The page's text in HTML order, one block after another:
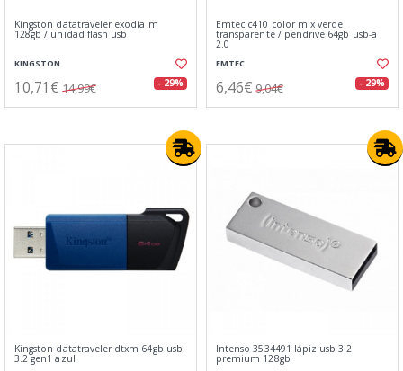
Kingston datatraveler exodia m
128gb / unidad flash usb
KINGSTON
10,71€ 14,99€ - 29%
Emtec c410 color mix verde
transparente / pendrive 64gb usb-a
2.0
EMTEC
6,46€ 9,04€ - 29%
Kingston datatraveler dtxm 64gb usb
3.2 gen1 azul
Intenso 3534491 lápiz usb 3.2
premium 128gb